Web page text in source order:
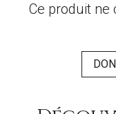
Ce produit ne